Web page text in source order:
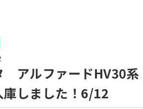
アルファードHV30
しました！6/12